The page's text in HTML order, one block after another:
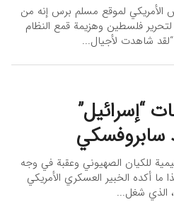
الأمريكي لموقع مسلم برس إنه من
لتحرير فلسطين وهزيمة قمع النظام
شاهدت لأجيال...
“إسرائيل”
سابروفسكي
للكيان الصهيوني وعقبة في وجه
أكده الخبير العسكري الأمريكي
الذي شغل...